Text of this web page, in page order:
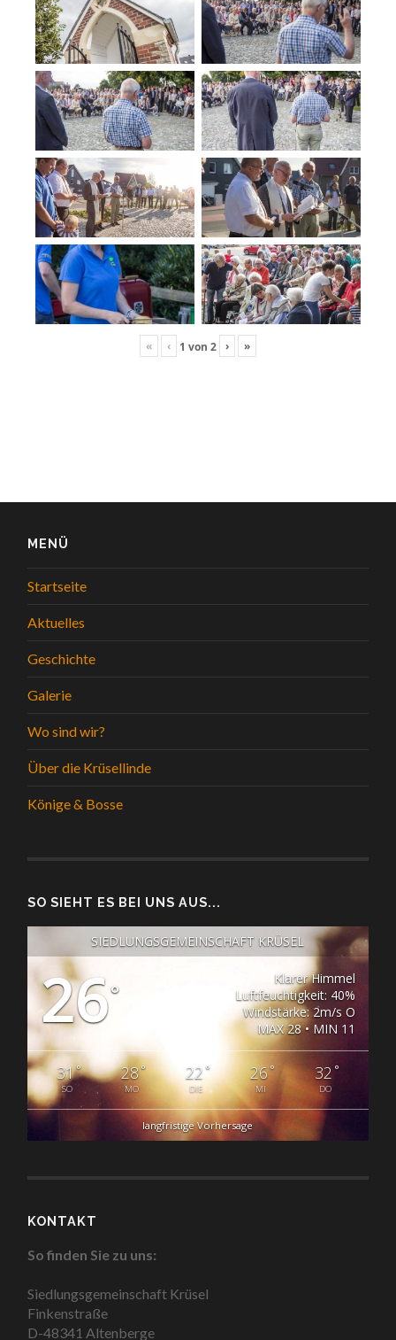
« ‹ 1 von 2 › »
MENÜ
Startseite
Aktuelles
Geschichte
Galerie
Wo sind wir?
Über die Krüsellinde
Könige & Bosse
SO SIEHT ES BEI UNS AUS...
SIEDLUNGSGEMEINSCHAFT KRÜSEL
26°
Klarer Himmel
Luftfeuchtigkeit: 40%
Windstärke: 2m/s O
MAX 28 • MIN 11
31°
SO
28°
MO
22 °
DIE
26°
MI
32 °
DO
langfristige Vorhersage
KONTAKT
So finden Sie zu uns:
Siedlungsgemeinschaft Krüsel
Finkenstraße
D-48341 Altenberge